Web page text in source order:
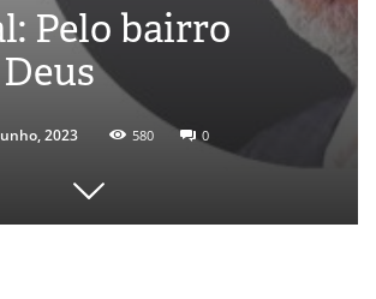
Pelo bairro
2023 580 0